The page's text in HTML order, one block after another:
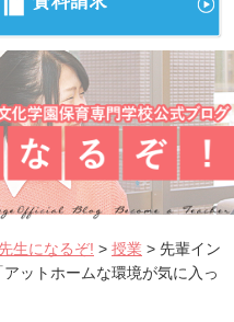
先生になるぞ! > 授業 > 先輩イン
ットホームな環境が気に入っ